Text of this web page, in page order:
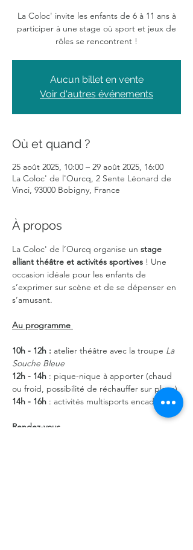
La Coloc' invite les enfants de 6 à 11 ans à
participer à une stage où sport et jeux de
rôles se rencontrent !
Aucun billet en vente
Voir d'autres événements
Où et quand ?
25 août 2025, 10:00 – 29 août 2025, 16:00
La Coloc' de l'Ourcq, 2 Sente Léonard de
Vinci, 93000 Bobigny, France
À propos
La Coloc' de l’Ourcq organise un stage
alliant théâtre et activités sportives ! Une
occasion idéale pour les enfants de
s’exprimer sur scène et de se dépenser en
s’amusant.
Au programme
10h - 12h : atelier théâtre avec la troupe La
Souche Bleue
12h - 14h : pique-nique à apporter (chaud
ou froid, possibilité de réchauffer sur place)
14h - 16h : activités multisports encadrées
Rendez-vous